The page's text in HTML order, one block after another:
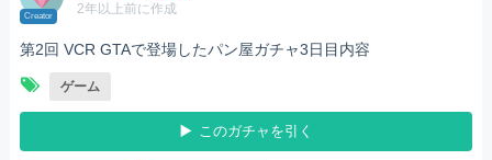
Creator 2年以上前に作成
第2回 VCR GTAで登場したパン屋ガチャ3日目内容
ゲーム
このガチャを引く